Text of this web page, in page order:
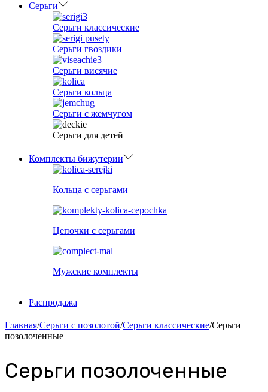
Серьги
Серьги классические
Серьги гвоздики
Серьги висячие
Серьги кольца
Серьги с жемчугом
Серьги для детей
Комплекты бижутерии
Кольца с серьгами
Цепочки с серьгами
Мужские комплекты
Распродажа
Главная/Серьги с позолотой/Серьги классические/Серьги
позолоченные
Серьги позолоченные